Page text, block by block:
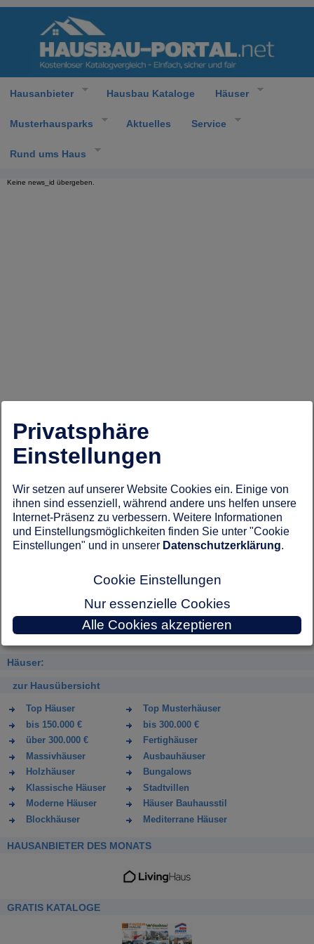
Hausanbieter Hausbau Kataloge Häuser
Musterhausparks Aktuelles Service
Rund ums Haus
Keine news_id übergeben.
Häuser:
zur Hausübersicht
Top Häuser
Top Musterhäuser
bis 150.000 €
bis 300.000 €
über 300.000 €
Fertighäuser
Massivhäuser
Ausbauhäuser
Holzhäuser
Bungalows
Klassische Häuser
Stadtvillen
Moderne Häuser
Häuser Bauhausstil
Blockhäuser
Mediterrane Häuser
HAUSANBIETER DES MONATS
GRATIS KATALOGE
Privatsphäre
Einstellungen
Wir setzen auf unserer Website Cookies ein. Einige von
ihnen sind essenziell, während andere uns helfen unsere
Internet-Präsenz zu verbessern. Weitere Informationen
und Einstellungsmöglichkeiten finden Sie unter "Cookie
Einstellungen" und in unserer Datenschutzerklärung.
Cookie Einstellungen
Nur essenzielle Cookies
Alle Cookies akzeptieren